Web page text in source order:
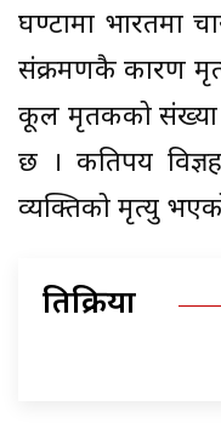
घण्टामा भारतमा
संक्रमणकै कारण
कूल मृतकको संख्या
छ । कतिपय
व्यक्तिको मृत्यु
प्रतिक्रिया